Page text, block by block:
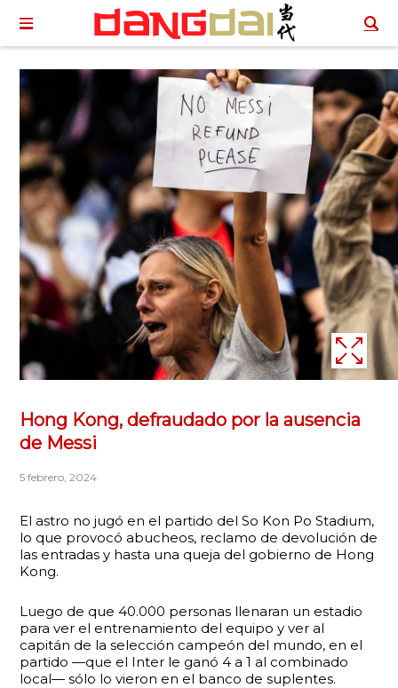
Hong Kong, defraudado por la ausencia
de Messi
5 febrero, 2024
El astro no jugó en el partido del So Kon Po Stadium,
lo que provocó abucheos, reclamo de devolución de
las entradas y hasta una queja del gobierno de Hong
Kong.
Luego de que 40.000 personas llenaran un estadio
para ver el entrenamiento del equipo y ver al
capitán de la selección campeón del mundo, en el
partido —que el Inter le ganó 4 a 1 al combinado
local— sólo lo vieron en el banco de suplentes.